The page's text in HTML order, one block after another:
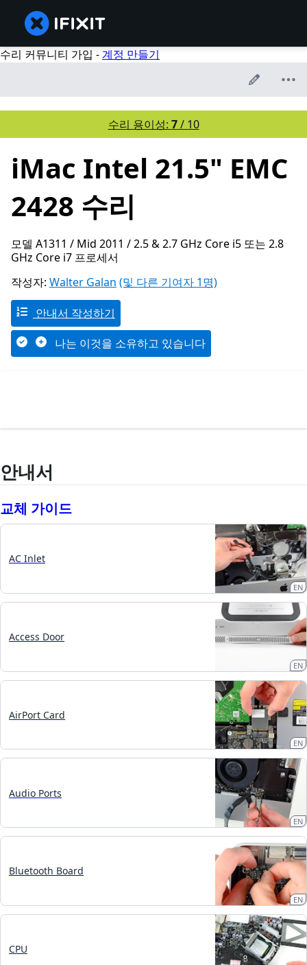
수리 커뮤니티 가입 -계정 만들기
수리 용이성: 7/ 10
iMac Intel 21.5" EMC
2428 수리
모델 A1311 / Mid 2011 / 2.5 & 2.7 GHz Core i5 또는 2.8
GHz Core i7 프로세서
작성자: Walter Galan (및 다른 기여자 1명)
안내서 작성하기
나는 이것을 소유하고 있습니다
안내서
교체 가이드
AC Inlet
EN
Access Door
EN
AirPort Card
EN
Audio Ports
EN
Bluetooth Board
EN
CPU